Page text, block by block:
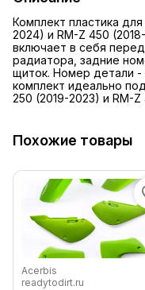
Комплект пластика
2024) и RM-Z 450
включает в себя
радиатора, задние
щиток. Номер детали -
комплект идеально
250 (2019-2023) и RM-
Похожие товары
Acerbis
readytodirt.ru